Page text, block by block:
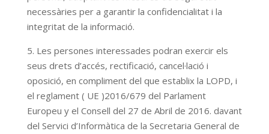
necessàries per a garantir la confidencialitat i la
integritat de la informació.
5. Les persones interessades podran exercir els
seus drets d’accés, rectificació, cancel·lació i
oposició, en compliment del que establix la LOPD, i
el reglament ( UE )2016/679 del Parlament
Europeu y el Consell del 27 de Abril de 2016. davant
del Servici d’Informàtica de la Secretaria General de